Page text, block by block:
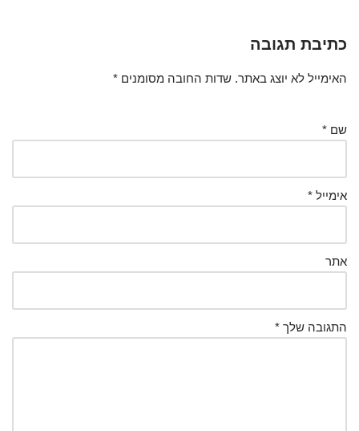
כתיבת תגובה
האימייל לא יוצג באתר. שדות החובה מסומנים *
שם *
אימייל *
אתר
התגובה שלך *